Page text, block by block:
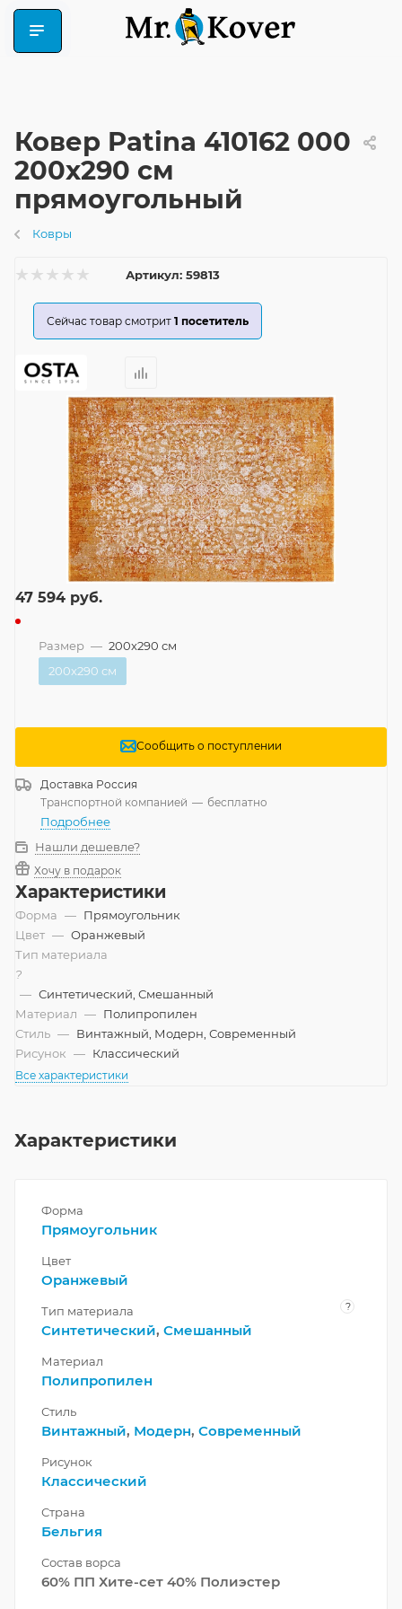
Ковер Patina 410162 000
200x290 см
прямоугольный
Ковры
Артикул: 59813
Сейчас товар смотрит 1 посетитель
47 594 руб.
Размер — 200x290 см
200x290 см
Сообщить о поступлении
Доставка Россия
Транспортной компанией — бесплатно
Подробнее
Нашли дешевле?
Хочу в подарок
Характеристики
Форма — Прямоугольник
Цвет — Оранжевый
Тип материала
?
— Синтетический, Смешанный
Материал — Полипропилен
Стиль — Винтажный, Модерн, Современный
Рисунок — Классический
Все характеристики
Характеристики
Форма
Прямоугольник
Цвет
Оранжевый
Тип материала ?
Синтетический, Смешанный
Материал
Полипропилен
Стиль
Винтажный, Модерн, Современный
Рисунок
Классический
Страна
Бельгия
Состав ворса
60% ПП Хите-сет 40% Полиэстер